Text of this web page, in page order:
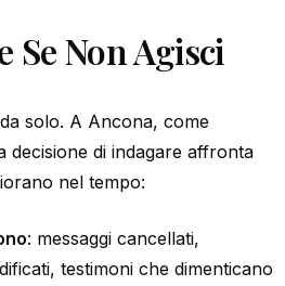
Se Non Agisci
solo. A Ancona, come
decisione di indagare affronta
nel tempo:
: messaggi cancellati,
testimoni che dimenticano